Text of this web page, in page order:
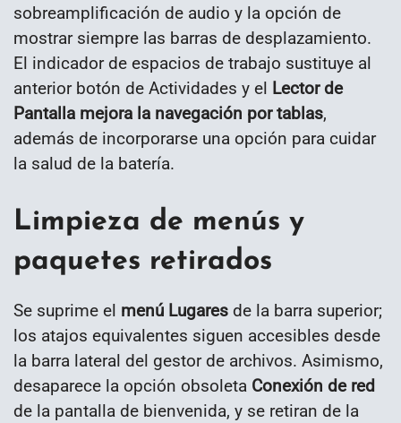
sobreamplificación de audio y la opción de
mostrar siempre las barras de desplazamiento.
El indicador de espacios de trabajo sustituye al
anterior botón de Actividades y el Lector de
Pantalla mejora la navegación por tablas,
además de incorporarse una opción para cuidar
la salud de la batería.
Limpieza de menús y
paquetes retirados
Se suprime el menú Lugares de la barra superior;
los atajos equivalentes siguen accesibles desde
la barra lateral del gestor de archivos. Asimismo,
desaparece la opción obsoleta Conexión de red
de la pantalla de bienvenida, y se retiran de la